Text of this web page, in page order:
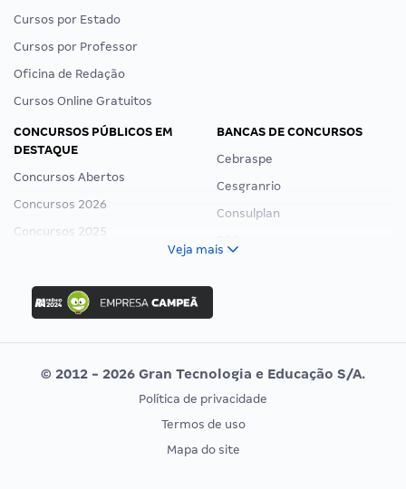
Cursos por Estado
Cursos por Professor
Oficina de Redação
Cursos Online Gratuitos
CONCURSOS PÚBLICOS EM
DESTAQUE
Concursos Abertos
Concursos 2026
Concursos 2025
Concurso Ibama
Concurso MPU
Editais publicados
BANCAS DE CONCURSOS
Cebraspe
Cesgranrio
Consulplan
Vunesp
CONCURSOS POR PROFISSÃO
EXAME DE ORDEM
Veja mais
© 2012 - 2026 Gran Tecnologia e Educação S/A.
Política de privacidade
Termos de uso
Mapa do site